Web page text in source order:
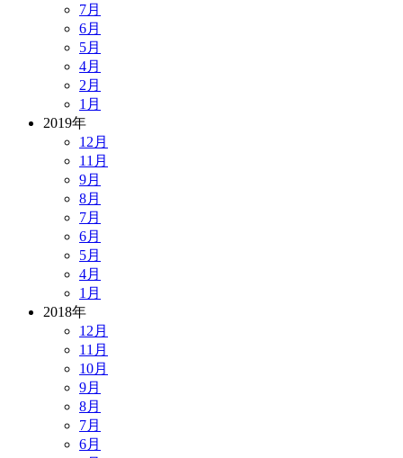
7月
6月
5月
4月
2月
1月
2019年
12月
11月
9月
8月
7月
6月
5月
4月
1月
2018年
12月
11月
10月
9月
8月
7月
6月